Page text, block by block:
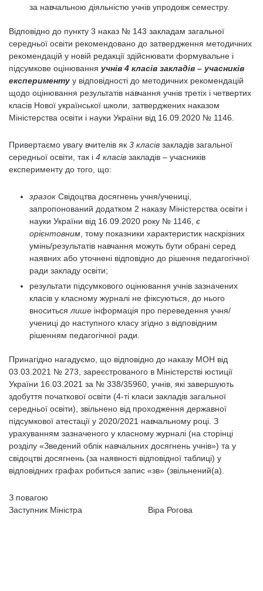
за навчальною діяльністю учнів упродовж семестру.
Відповідно до пункту 3 наказ № 143 закладам загальної
середньої освіти рекомендовано до затвердження методичних
рекомендацій у новій редакції здійснювати формувальне і
підсумкове оцінювання учнів 4 класів закладів – учасників
експерименту у відповідності до методичних рекомендацій
щодо оцінювання результатів навчання учнів третіх і четвертих
класів Нової української школи, затверджених наказом
Міністерства освіти і науки України від 16.09.2020 № 1146.
Привертаємо увагу вчителів як 3 класів закладів загальної
середньої освіти, так і 4 класів закладів – учасників
експерименту до того, що:
зразок Свідоцтва досягнень учня/учениці,
запропонований додатком 2 наказу Міністерства освіти і
науки України від 16.09.2020 року № 1146, є
орієнтовним , тому показники характеристик наскрізних
умінь/результатів навчання можуть бути обрані серед
наявних або уточнені відповідно до рішення педагогічної
ради закладу освіти;
результати підсумкового оцінювання учнів зазначених
класів у класному журналі не фіксуються, до нього
вноситься лише інформація про переведення учня/
учениці до наступного класу згідно з відповідним
рішенням педагогічної ради.
Принагідно нагадуємо, що відповідно до наказу МОН від
03.03.2021 № 273, зареєстрованого в Міністерстві юстиції
України 16.03.2021 за № 338/35960, учнів, які завершують
здобуття початкової освіти (4-ті класи закладів загальної
середньої освіти), звільнено від проходження державної
підсумкової атестації у 2020/2021 навчальному році. З
урахуванням зазначеного у класному журналі (на сторінці
розділу «Зведений облік навчальних досягнень учнів») та у
свідоцтві досягнень (за наявності відповідної таблиці) у
відповідних графах робиться запис «зв» (звільнений(а).
З повагою
Заступник Міністра Віра Рогова